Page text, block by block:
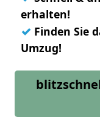
erhalten!
✓ Finden Sie
Umzug!